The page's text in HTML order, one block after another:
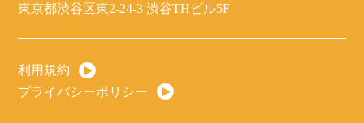
東京都渋谷区東2-24-3 渋谷THビル5F
利用規約
プライバシーポリシー